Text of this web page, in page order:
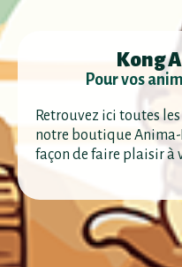
Kong
Pour vos
Retrouvez ici toutes
notre boutique Anima-
façon de faire plaisir à